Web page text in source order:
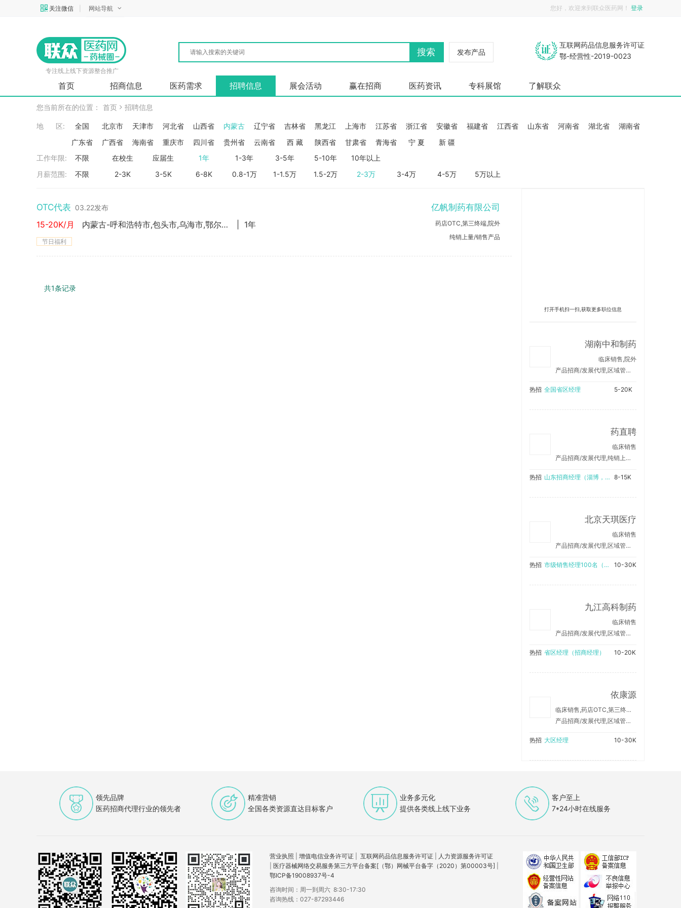
关注微信 网站导航 您好，欢迎来到联众医药网！ 登录
专注线上线下资源整合推广
互联网药品信息服务许可证
鄂-经营性-2019-0023
搜索 发布产品
首页 招商信息 医药需求 招聘信息 展会活动 赢在招商 医药资讯 专科展馆 了解联众
您当前所在的位置： 首页 招聘信息
地 区: 全国 北京市 天津市 河北省 山西省 内蒙古 辽宁省 吉林省 黑龙江 上海市 江苏省 浙江省 安徽省 福建省 江西省 山东省 河南省 湖北省
湖南省
广东省
广西省 海南省 重庆市 四川省 贵州省 云南省 西 藏 陕西省 甘肃省 青海省 宁 夏
新 疆
工作年限:
不限 在校生 应届生 1年 1-3年 3-5年 5-10年
10年以上
月薪范围:
不限 2-3K 3-5K 6-8K 0.8-1万 1-1.5万 1.5-2万 2-3万 3-4万 4-5万 5万以上
OTC代表 03.22发布
15-20K/月 内蒙古-呼和浩特市,包头市,乌海市,鄂尔多斯市,乌兰察布市,巴彦淖尔市,阿拉善盟 1年
节日福利
亿帆制药有限公司
药店OTC,第三终端,院外
纯销上量/销售产品
共1条记录
打开手机扫一扫,获取更多职位信息
湖南中和制药
临床销售,院外
产品招商/发展代理,区域管理/销售支持
热招 全国省区经理 5-20K
药直聘
临床销售
产品招商/发展代理,纯销上量/销售产品
热招 山东招商经理（淄博，东营，德州，滨州，临沂） 8-15K
北京天琪医疗
临床销售
产品招商/发展代理,区域管理/销售支持
热招 市级销售经理100名（在当地工作，可兼职） 10-30K
九江高科制药
临床销售
产品招商/发展代理,区域管理/销售支持,纯销上量/销售产品
热招 省区经理（招商经理） 10-20K
依康源
临床销售,药店OTC,第三终端,院外
产品招商/发展代理,区域管理/销售支持,纯销上量/销售产品
热招 大区经理 10-30K
领先品牌
医药招商代理行业的领先者
精准营销
全国各类资源直达目标客户
业务多元化
提供各类线上线下业务
客户至上
7*24小时在线服务
营业执照 增值电信业务许可证 互联网药品信息服务许可证
人力资源服务许可证
医疗器械网络交易服务第三方平台备案[（鄂）网械平台备字（2020）第00003号]
鄂ICP备19008937号-4
咨询时间：周一到周六 8:30-17:30
咨询热线：027-87293446